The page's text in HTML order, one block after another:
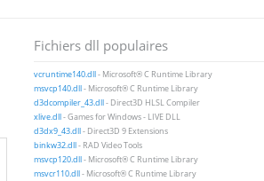
Fichiers dll populaires
vcruntime140.dll- Microsoft® C Runtime Library
msvcp140.dll- Microsoft® C Runtime Library
d3dcompiler_43.dll- Direct3D HLSL Compiler
xlive.dll- Games for Windows - LIVE DLL
d3dx9_43.dll- Direct3D 9 Extensions
binkw32.dll- RAD Video Tools
msvcp120.dll- Microsoft® C Runtime Library
msvcr110.dll- Microsoft® C Runtime Library